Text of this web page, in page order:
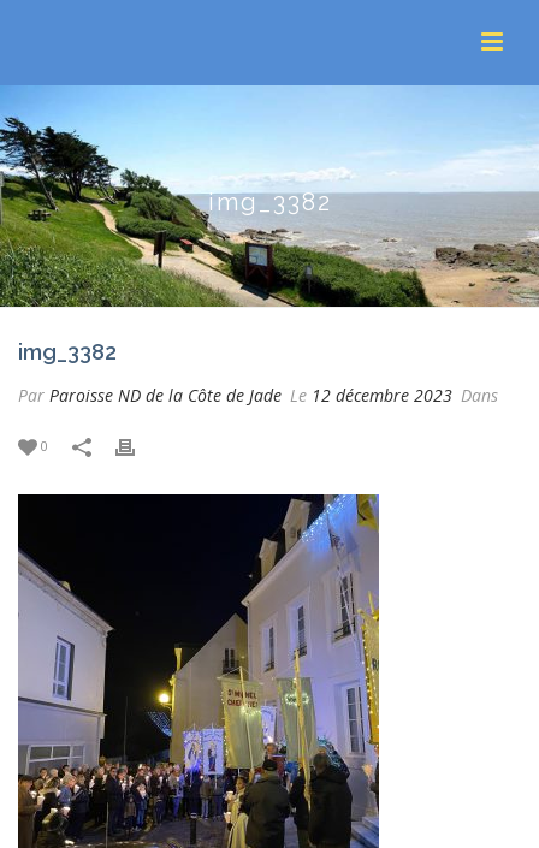
img_3382
img_3382
Par Paroisse ND de la Côte de Jade Le 12 décembre 2023 Dans
0